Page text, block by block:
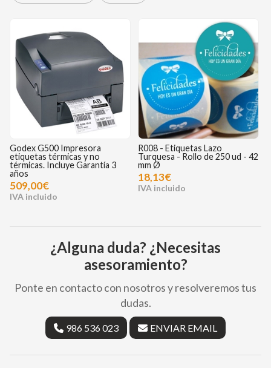
Godex G500 Impresora
etiquetas térmicas y no
térmicas. Incluye Garantía 3
años
509,00€
R008 - Etiquetas Lazo
Turquesa - Rollo de 250 ud - 42
mm Ø
18,13€
¿Alguna duda? ¿Necesitas
asesoramiento?
Ponte en contacto con nosotros y resolveremos tus
dudas.
986 536 023 ENVIAR EMAIL